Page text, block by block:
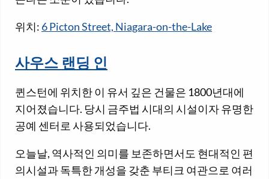
위치: 6 Picton Street, Niagara-on-the-Lake
사우스 랜딩 인
퀸스턴에 위치한 이 유서 깊은 건물은 1800년대에
지어졌습니다. 당시 금주법 시대의 시설이자 유명한
공예 센터로 사용되었습니다.
오늘날, 역사적인 의미를 보존하면서도 현대적인 편
의시설과 독특한 개성을 갖춘 부티크 여관으로 여러